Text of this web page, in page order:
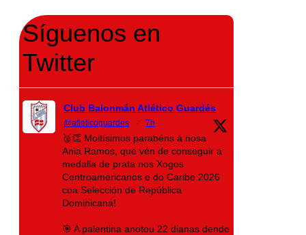
Síguenos en
Twitter
Club Balonmán Atlético Guardés
@atleticoguardes · 7h
🥈👏 Moitísimos parabéns á nosa
Ania Ramos, que vén de conseguir a
medalla de prata nos Xogos
Centroamericanos e do Caribe 2026
coa Selección de República
Dominicana!
🎯 A palentina anotou 22 dianas dende